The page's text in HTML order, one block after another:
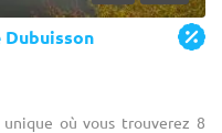
Dubuisson
où vous trouverez 8